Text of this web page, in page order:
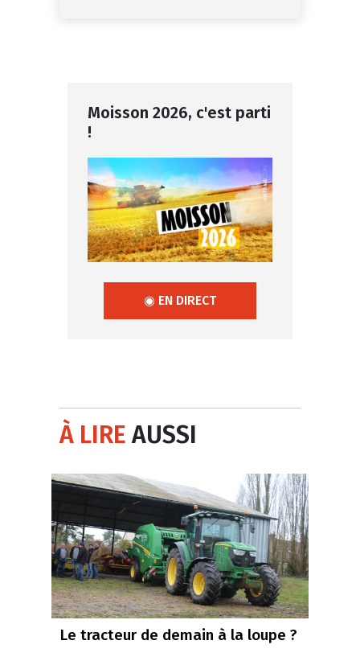
Moisson 2026, c'est parti
!
◉ EN DIRECT
À LIREAUSSI
Le tracteur de demain à la loupe ?